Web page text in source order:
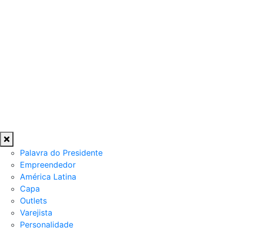
Palavra do Presidente
Empreendedor
América Latina
Capa
Outlets
Varejista
Personalidade